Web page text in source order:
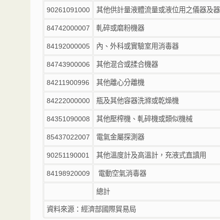
90261091000 其他供計量液體流量或液位用之儀器及
84742000007 軋碎或磨粉機器
84192000005 內、外科或實驗室用消毒器
84743900006 其他混合或揉合機器
84211900996 其他離心分離機
84222000000 瓶及其他容器洗滌或乾燥機
84351090008 其他壓榨機、軋碎機或類似機械
85437022007 電氣金屬探測器
90251190001 其他溫度計及高溫計，充液式直讀用
84198920009 電動空氣消毒器
總計
資料來源：經濟部國際貿易局